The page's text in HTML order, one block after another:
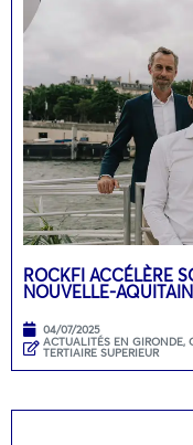
ROCKFI ACCÉLÈRE
NOUVELLE-
04/07/2025
ACTUALITÉS EN GIRONDE,
TERTIAIRE SUPERIEUR